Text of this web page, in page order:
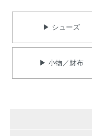
▶ シューズ
▶ 小物／財布